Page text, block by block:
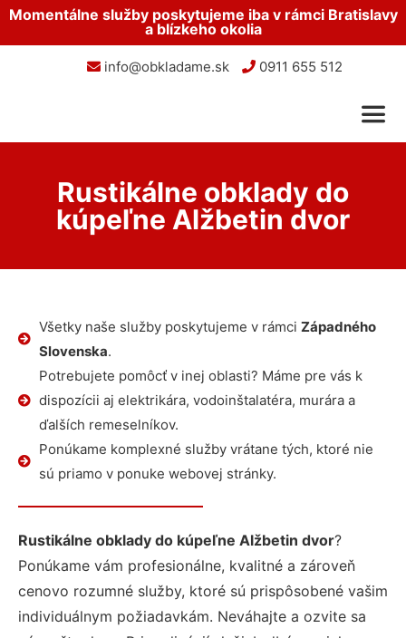
Momentálne služby poskytujeme iba v rámci Bratislavy
a blízkeho okolia
info@obkladame.sk 0911 655 512
Rustikálne obklady do
kúpeľne Alžbetin dvor
Všetky naše služby poskytujeme v rámci Západného
Slovenska.
Potrebujete pomôcť v inej oblasti? Máme pre vás k
dispozícii aj elektrikára, vodoinštalatéra, murára a
ďalších remeselníkov.
Ponúkame komplexné služby vrátane tých, ktoré nie
sú priamo v ponuke webovej stránky.
Rustikálne obklady do kúpeľne Alžbetin dvor?
Ponúkame vám profesionálne, kvalitné a zároveň
cenovo rozumné služby, ktoré sú prispôsobené vašim
individuálnym požiadavkám. Neváhajte a ozvite sa